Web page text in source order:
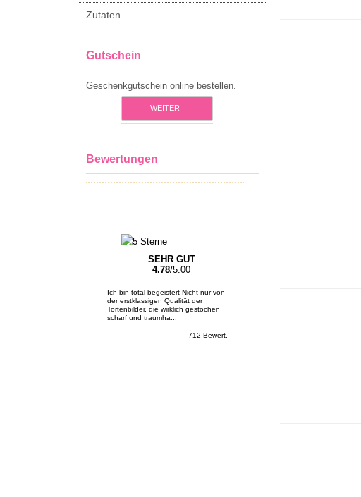
Zutaten
Gutschein
Geschenkgutschein online bestellen.
WEITER
Bewertungen
SEHR GUT
4.78/5.00
Ich bin total begeistert Nicht nur von
der erstklassigen Qualität der
Tortenbilder, die wirklich gestochen
scharf und traumha...
712 Bewert.